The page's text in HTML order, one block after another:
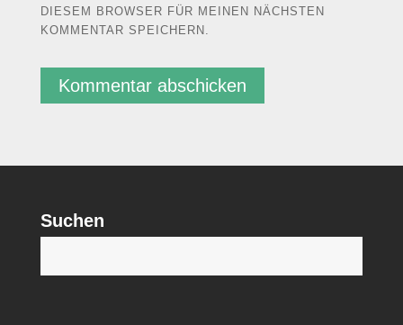
DIESEM BROWSER FÜR MEINEN NÄCHSTEN
KOMMENTAR SPEICHERN.
Suchen